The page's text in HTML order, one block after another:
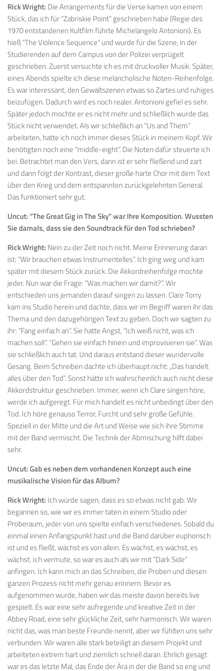
Rick Wright: Die Arrangements für die Verse kamen von einem
Stück, das ich für “Zabriskie Point” geschrieben habe (Regie des
1970 entstandenen Kultfilm führte Michelangelo Antonioni). Es
hieß “The Violence Sequence” und wurde für die Szene, in der
Studierenden auf dem Campus von der Polizei verprügelt
geschrieben. Zuerst versuchte ich es mit druckvoller Musik. Später,
eines Abends spielte ich diese melancholische Noten-Reihenfolge.
Es war interessant, den Gewaltszenen etwas so Zartes und ruhiges
beizufügen. Dadurch wird es noch realer. Antonioni gefiel es sehr.
Später jedoch mochte er es nicht mehr und schließlich wurde das
Stück nicht verwendet. Als wir schließlich an “Us and Them”
arbeiteten, hatte ich noch immer dieses Stück in meinem Kopf. Wir
benötigten noch eine “middle-eight”. Die Noten dafür steuerte ich
bei. Betrachtet man den Vers, dann ist er sehr fließend und zart
und dann folgt der Kontrast, dieser große harte Chor mit dem Text
über den Krieg und dem entspannten zurückgelehnten General.
Das funktioniert sehr gut.
Uncut:“The Great Gig in The Sky” war Ihre Komposition. Wussten
Sie damals, dass sie den Soundtrack für den Tod schrieben?
Rick Wright: Nein zu der Zeit noch nicht. Meine Erinnerung daran
ist: “Wir brauchen etwas Instrumentelles”. Ich ging weg und kam
später mit diesem Stück zurück. Die Akkordreihenfolge mochte
jeder. Nun war die Frage: “Was machen wir damit?”. Wir
entschieden uns jemanden darauf singen zu lassen. Clare Torry
kam ins Studio herein und dachte, dass wir im Begriff waren ihr das
Thema und den dazugehörigen Text zu geben. Doch wir sagten zu
ihr: “Fang einfach an”. Sie hatte Angst, “Ich weiß nicht, was ich
machen soll”. “Gehen sie einfach hinein und improvisieren sie”. Was
sie schließlich auch tat. Und daraus entstand dieser wundervolle
Gesang. Beim Schreiben dachte ich überhaupt nicht: „Das handelt
alles über den Tod”. Sonst hätte ich wahrscheinlich auch nicht diese
Akkordstruktur geschrieben. Immer, wenn ich Clare singen höre,
werde ich aufgeregt. Für mich handelt es nicht unbedingt über den
Tod. Ich höre genauso Terror, Furcht und sehr große Gefühle.
Speziell in der Mitte und die Art und Weise wie sich ihre Stimme
mit der Band vermischt. Die Technik der Abmischung hilft dabei
sehr.
Uncut:Gab es neben dem vorhandenen Konzept auch eine
musikalische Vision für das Album?
Rick Wright: Ich würde sagen, dass es so etwas nicht gab. Wir
begannen so, wie wir es immer taten in einem Studio oder
Proberaum, jeder von uns spielte einfach verschiedenes. Sobald du
einmal einen Anfangspunkt hast und die Band darüber euphorisch
ist und es fließt, wächst es von allein. Es wächst, es wächst, es
wächst. Ich vermute, so war es auch als wir mit “Dark Side”
anfingen. Ich kann mich an das Schreiben, die Proben und diesen
ganzen Prozess nicht mehr genau erinnern. Bevor es
aufgenommen wurde, haben wir das meiste davon bereits live
gespielt. Es war eine sehr aufregende und kreative Zeit in der
Abbey Road, eine sehr glückliche Zeit, sehr harmonisch. Wir waren
nicht das, was man beste Freunde nennt, aber wir fühlten uns sehr
verbunden. Wir waren alle stark beteiligt an diesem Projekt und
arbeiteten extrem hart und ziemlich schnell daran. Ehrlich gesagt
war es das letzte Mal, das Ende der Ära in der die Band so eng und